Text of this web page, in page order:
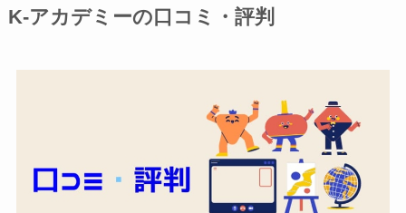
K-アカデミーの口コミ・評判